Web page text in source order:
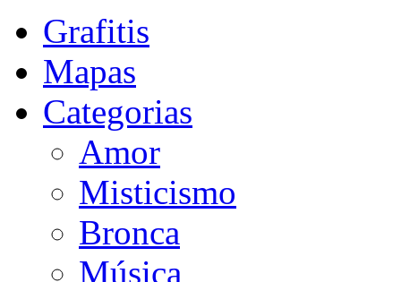
Grafitis
Mapas
Categorias
Amor
Misticismo
Bronca
Música